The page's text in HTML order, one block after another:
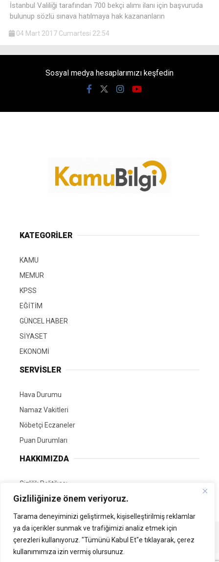
Gizliliğinize önem veriyoruz.
Tarama deneyiminizi geliştirmek, kişiselleştirilmiş reklamlar
ya da içerikler sunmak ve trafiğimizi analiz etmek için
çerezleri kullanıyoruz. "Tümünü Kabul Et"e tıklayarak, çerez
kullanımımıza izin vermiş olursunuz.
İstanbul Valiliği tarafından 700 bekçi alımı ilanı için başvuruda
bulunup sözlü sınava hatılmaya hak kazananların
04 Mart 2017 Cumartesi 22:54
Sosyal medya hesaplarımızı keşfedin
KATEGORİLER
KAMU
MEMUR
KPSS
EĞİTİM
GÜNCEL HABER
SİYASET
EKONOMİ
SERVİSLER
Hava Durumu
Namaz Vakitleri
Nöbetçi Eczaneler
Puan Durumları
HAKKIMIZDA
Gizlilik Politikası
GÖNÜLLÜ EDİTÖRÜMÜZ OL
Tüm Hakları Saklıdır. | Kamubilgi.com | 2026